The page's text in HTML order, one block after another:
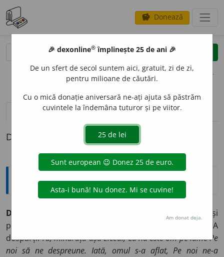
savings Donează
clear
opțiuni
definiții (1)
Definiția cu ID-ul 906479:
Explicative DEX
DESPREUN
(Învechit și
popular; despre lucruri sau ființe care sînt unite) A
despărți.Tu, mîndruță-așa ziceai, Că nu este om pe lume Pe
noi să ne despreune. Iată, omul s-a aflat, Pe noi ne-a
🎉 dexonline® împlinește 25 de ani 🎉
De un sfert de secol suntem aici, gratuit, zi de zi,
pentru milioane de căutări.
Cu o mică donație aniversară ne-ați ajuta să păstrăm
cuvintele la îndemâna tuturor și pe viitor.
Am donat deja.